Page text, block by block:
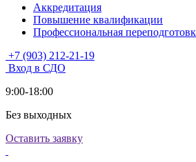
Аккредитация
Повышение квалификации
Профессиональная
+7 (903) 212-21-19
Вход в СДО
9:00-18:00
Без выходных
Оставить заявку